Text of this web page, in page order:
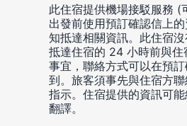
此住宿提供機場接駁服務 (
出發前使用預訂確認信上
知抵達相關資訊。此住宿
抵達住宿的 24 小時前與住
事宜，聯絡方式可以在預
到。旅客須事先與住宿方
指示。住宿提供的資訊可
翻譯。